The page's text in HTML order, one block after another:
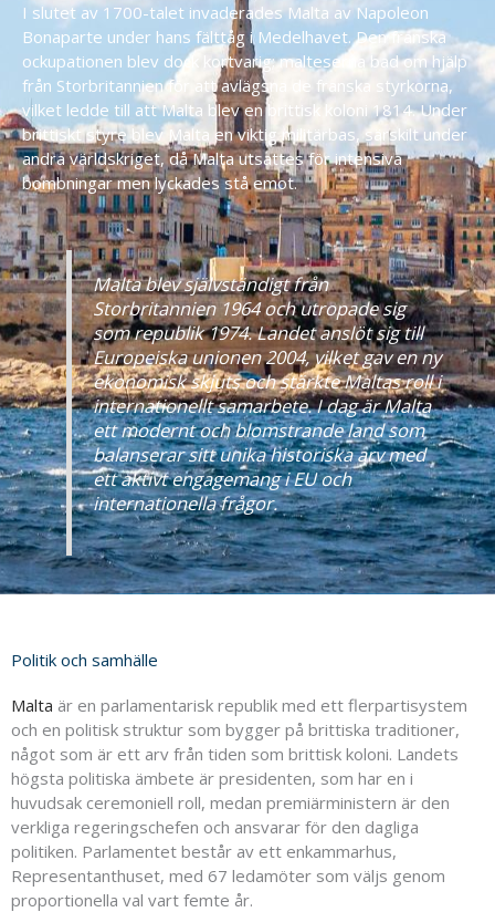
I slutet av 1700-talet invaderades Malta av Napoleon
Bonaparte under hans fälttåg i Medelhavet. Den franska
ockupationen blev dock kortvarig; malteserna bad om hjälp
från Storbritannien för att avlägsna de franska styrkorna,
vilket ledde till att Malta blev en brittisk koloni 1814. Under
brittiskt styre blev Malta en viktig militärbas, särskilt under
andra världskriget, då Malta utsattes för intensiva
bombningar men lyckades stå emot.
Malta blev självständigt från
Storbritannien 1964 och utropade sig
som republik 1974. Landet anslöt sig till
Europeiska unionen 2004, vilket gav en ny
ekonomisk skjuts och stärkte Maltas roll i
internationellt samarbete. I dag är Malta
ett modernt och blomstrande land som
balanserar sitt unika historiska arv med
ett aktivt engagemang i EU och
internationella frågor.
Politik och samhälle
Malta är en parlamentarisk republik med ett flerpartisystem
och en politisk struktur som bygger på brittiska traditioner,
något som är ett arv från tiden som brittisk koloni. Landets
högsta politiska ämbete är presidenten, som har en i
huvudsak ceremoniell roll, medan premiärministern är den
verkliga regeringschefen och ansvarar för den dagliga
politiken. Parlamentet består av ett enkammarhus,
Representanthuset, med 67 ledamöter som väljs genom
proportionella val vart femte år.